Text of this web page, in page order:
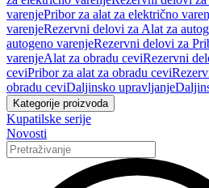
varenjePribor za alat za električno
varenjeRezervni delovi za Alat za
autogeno varenjeRezervni delovi za
varenjeAlat za obradu ceviRezervni
ceviPribor za alat za obradu cevi
obradu ceviDaljinsko upravljanje
Kategorije proizvoda
Kupatilske serije
Novosti